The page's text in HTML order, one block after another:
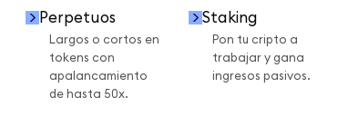
Perpetuos
Largos o cortos en
tokens con
apalancamiento
de hasta 50x.
Staking
Pon tu cripto a
trabajar y gana
ingresos pasivos.